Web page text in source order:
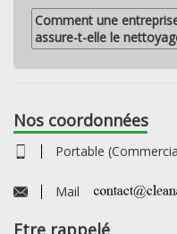
Comment une
assure-t-elle le
Nos coordonnées
Portable
Mail
Etre rappelé